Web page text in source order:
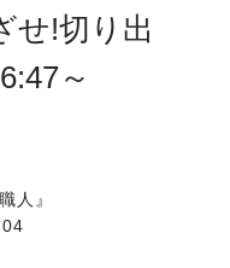
せ!切り出
～
人』